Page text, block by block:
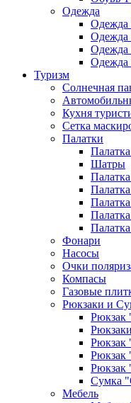
Одежда
Одежда
Одежда
Одежда
Туризм
Солнечная
Кухня
Сетка
Палатки
Шатры
Фонари
Насосы
Очки
Компасы
Газовые
Рюкзаки и
Рюкзак
Рюкзак
Рюкзак
Рюкзак
Сумка
Мебель